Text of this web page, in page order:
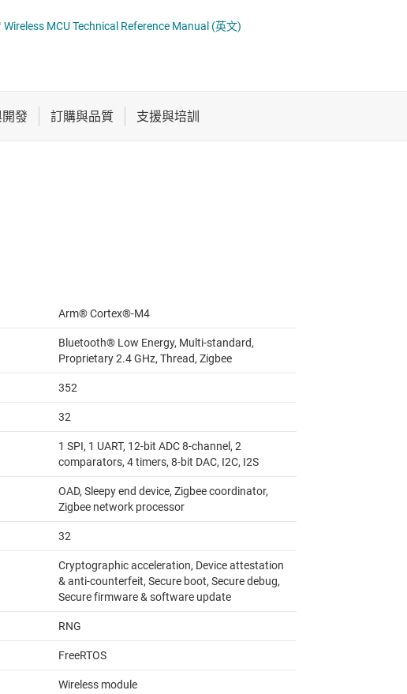
MCU Technical Reference Manual (英文)
Arm® Cortex®-M4
Bluetooth® Low Energy, Multi-standard,
Proprietary 2.4 GHz, Thread, Zigbee
352
32
1 SPI, 1 UART, 12-bit ADC 8-channel, 2
comparators, 4 timers, 8-bit DAC, I2C, I2S
OAD, Sleepy end device, Zigbee coordinator,
Zigbee network processor
32
Cryptographic acceleration, Device attestation
& anti-counterfeit, Secure boot, Secure debug,
Secure firmware & software update
RNG
FreeRTOS
Wireless module